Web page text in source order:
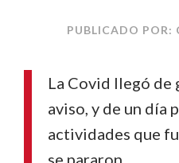
PUBLICADO POR:
La Covid llegó de
aviso, y de un día
actividades que
se pararon..